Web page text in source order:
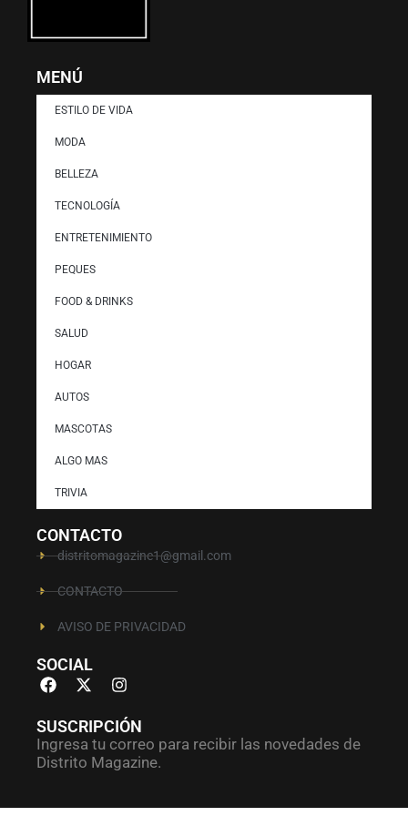
MENÚ
ESTILO DE VIDA
MODA
BELLEZA
TECNOLOGÍA
ENTRETENIMIENTO
PEQUES
FOOD & DRINKS
SALUD
HOGAR
AUTOS
MASCOTAS
ALGO MAS
TRIVIA
CONTACTO
distritomagazine1@gmail.com
CONTACTO
AVISO DE PRIVACIDAD
SOCIAL
SUSCRIPCIÓN
Ingresa tu correo para recibir las novedades de
Distrito Magazine.